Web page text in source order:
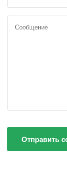
Отправить